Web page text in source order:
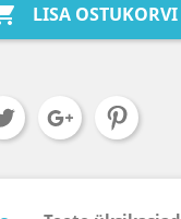
LISA OSTUKORVI